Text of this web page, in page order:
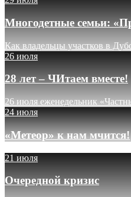
Многодетные семьи:
Как владельцы участков в
26 июля
28 лет – ЧИтаем вместе!
26 июля еженедельник
24 июля
«Метеор» к нам мчится!
21 июля
Очередной кризис